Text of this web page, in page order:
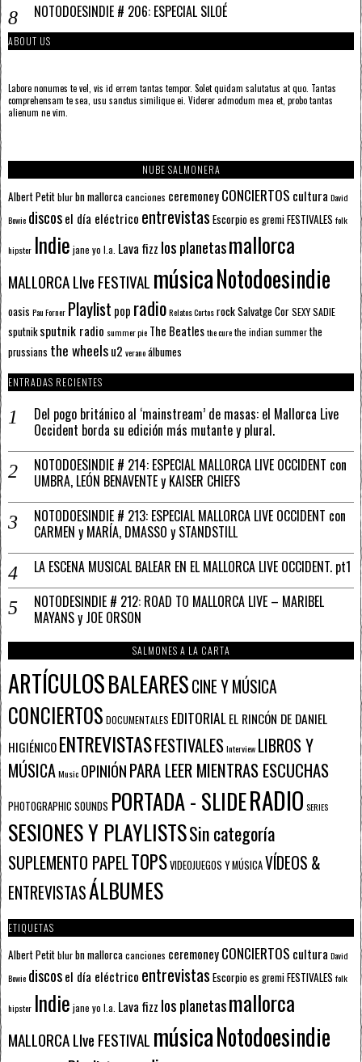
NOTODOESINDIE # 206: ESPECIAL SILOÉ
ABOUT US
Labore nonumes te vel, vis id errem tantas tempor. Solet quidam salutatus at quo. Tantas
comprehensam te sea, usu sanctus similique ei. Viderer admodum mea et, probo tantas
alienum ne vim.
NUBE SALMONERA
Albert Petitblurbn mallorcacanciones ceremoneyCONCIERTOS cultura David
Bowie discosel día eléctrico entrevistas Escorpioes gremiFESTIVALES folk
hipster Indie jane yo l.a. Lava fizz los planetasmallorca
MALLORCA LIve FESTIVAL músicaNotodoesindie
oasis Pau Forner Playlist pop radioRelatos CortosrockSalvatge CorSEXY SADIE
sputnik sputnik radio summer pie The Beatlesthe curethe indian summerthe
prussians the wheelsu2 veranoálbumes
ENTRADAS RECIENTES
Del pogo británico al ‘mainstream’ de masas: el Mallorca Live
Occident borda su edición más mutante y plural.
NOTODOESINDIE # 214: ESPECIAL MALLORCA LIVE OCCIDENT con
UMBRA, LEÓN BENAVENTE y KAISER CHIEFS
NOTODOESINDIE # 213: ESPECIAL MALLORCA LIVE OCCIDENT con
CARMEN y MARÍA, DMASSO y STANDSTILL
LA ESCENA MUSICAL BALEAR EN EL MALLORCA LIVE OCCIDENT. pt1
NOTODESINDIE # 212: ROAD TO MALLORCA LIVE – MARIBEL
MAYANS y JOE ORSON
SALMONES A LA CARTA
ARTÍCULOSBALEARESCINE Y MÚSICA
CONCIERTOS DOCUMENTALES EDITORIALEL RINCÓN DE DANIEL
HIGIÉNICOENTREVISTASFESTIVALESInterview LIBROS Y
MÚSICAMusic OPINIÓNPARA LEER MIENTRAS ESCUCHAS
PHOTOGRAPHIC SOUNDS PORTADA - SLIDERADIO SERIES
SESIONES Y PLAYLISTSSin categoría
SUPLEMENTO PAPELTOPSVIDEOJUEGOS Y MÚSICAVÍDEOS &
ENTREVISTASÁLBUMES
ETIQUETAS
Albert Petitblurbn mallorcacanciones ceremoneyCONCIERTOS cultura David
Bowie discosel día eléctrico entrevistas Escorpioes gremiFESTIVALES folk
hipster Indie jane yo l.a. Lava fizz los planetasmallorca
MALLORCA LIve FESTIVAL músicaNotodoesindie